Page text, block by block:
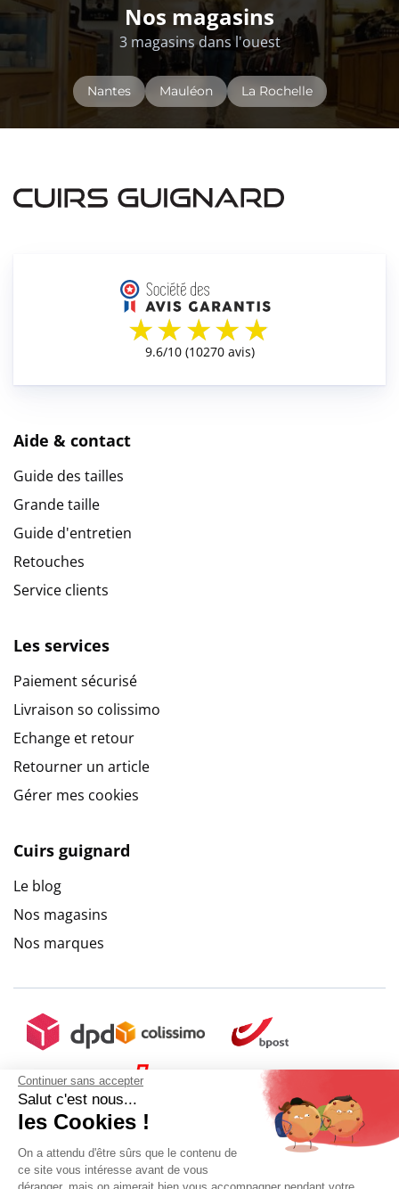
Continuer sans accepter
Salut c'est nous...
les Cookies !
On a attendu d'être sûrs que le contenu de
ce site vous intéresse avant de vous
déranger, mais on aimerait bien vous accompagner pendant votre
Nos magasins
3 magasins dans l'ouest
Nantes Mauléon La Rochelle
Aide & contact
Guide des tailles
Grande taille
Guide d'entretien
Retouches
Service clients
Les services
Paiement sécurisé
Livraison so colissimo
Echange et retour
Retourner un article
Gérer mes cookies
Cuirs guignard
Le blog
Nos magasins
Nos marques